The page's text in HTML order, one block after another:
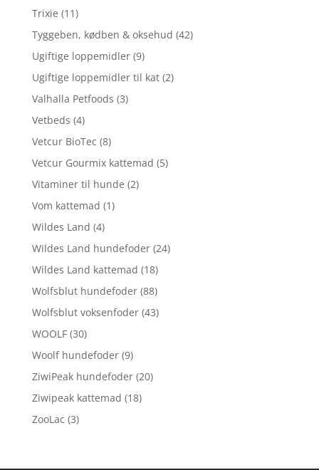
Trixie (11)
Tyggeben, kødben & oksehud (42)
Ugiftige loppemidler (9)
Ugiftige loppemidler til kat (2)
Valhalla Petfoods (3)
Vetbeds (4)
Vetcur BioTec (8)
Vetcur Gourmix kattemad (5)
Vitaminer til hunde (2)
Vom kattemad (1)
Wildes Land (4)
Wildes Land hundefoder (24)
Wildes Land kattemad (18)
Wolfsblut hundefoder (88)
Wolfsblut voksenfoder (43)
WOOLF (30)
Woolf hundefoder (9)
ZiwiPeak hundefoder (20)
Ziwipeak kattemad (18)
ZooLac (3)